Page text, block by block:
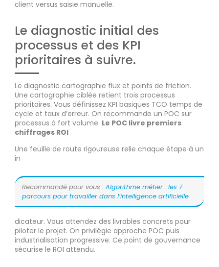
client versus saisie manuelle.
Le diagnostic initial des
processus et des KPI
prioritaires à suivre.
Le diagnostic cartographie flux et points de friction.
Une cartographie ciblée retient trois processus
prioritaires. Vous définissez KPI basiques TCO temps de
cycle et taux d’erreur. On recommande un POC sur
processus à fort volume. Le POC livre premiers
chiffrages ROI
Une feuille de route rigoureuse relie chaque étape à un
in
Recommandé pour vous : Algorithme métier : les 7
parcours pour travailler dans l’intelligence artificielle
dicateur. Vous attendez des livrables concrets pour
piloter le projet. On privilégie approche POC puis
industrialisation progressive. Ce point de gouvernance
sécurise le ROI attendu.